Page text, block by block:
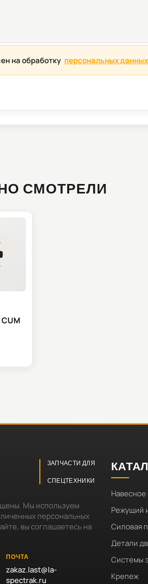
на обработку персональных данных
СМОТРЕЛИ
ЗАПЧАСТИ ДЛЯ
СПЕЦТЕХНИКИ
Мы используем
персональных
вы соглашаетесь на
ПОЧТА
zakaz.last@la-
spectrak.ru
Режущий
Силовая
Детали
Системы
Крепеж